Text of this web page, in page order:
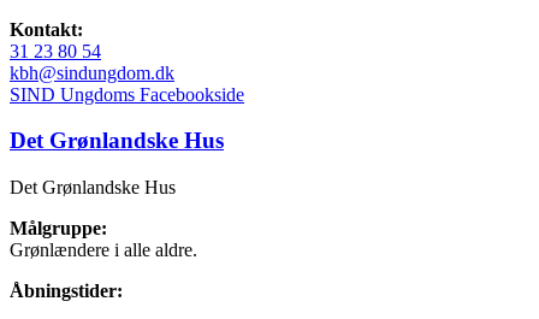
Kontakt:
31 23 80 54
kbh@sindungdom.dk
SIND Ungdoms Facebookside
Det Grønlandske Hus
Det Grønlandske Hus
Målgruppe:
Grønlændere i alle aldre.
Åbningstider: